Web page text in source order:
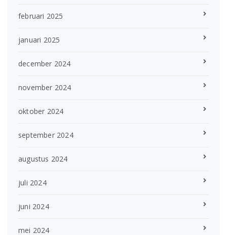
februari 2025
januari 2025
december 2024
november 2024
oktober 2024
september 2024
augustus 2024
juli 2024
juni 2024
mei 2024